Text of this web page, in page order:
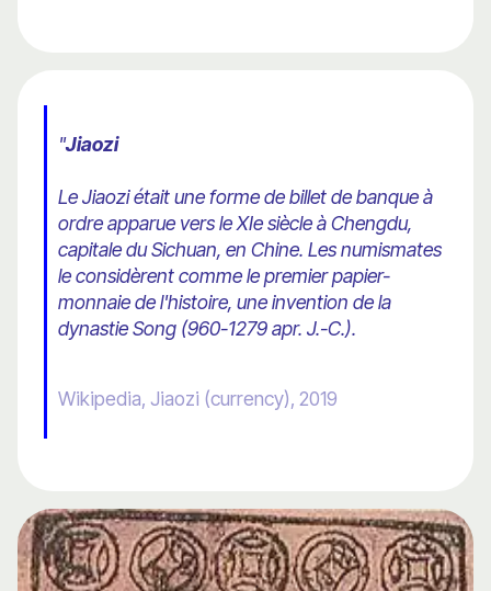
"Jiaozi
Le Jiaozi était une forme de billet de banque à
ordre apparue vers le XIe siècle à Chengdu,
capitale du Sichuan, en Chine. Les numismates
le considèrent comme le premier papier-
monnaie de l'histoire, une invention de la
dynastie Song (960-1279 apr. J.-C.).
Wikipedia, Jiaozi (currency), 2019